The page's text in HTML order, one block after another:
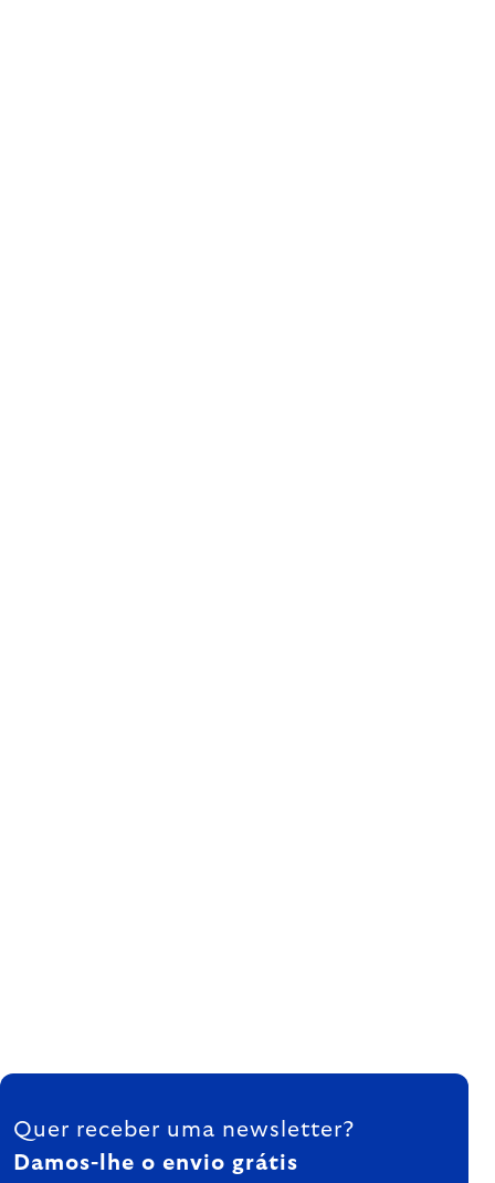
FOOTER
Quer receber uma newsletter?
Damos-lhe o envio grátis